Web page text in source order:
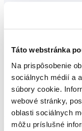
Táto webstránka
Na prispôsobenie
sociálnych médií a
súbory cookie.
webové stránky,
oblasti sociálnych
môžu príslušné
Novinka
SMILLE Sonic Brush -
kefka s kónickými